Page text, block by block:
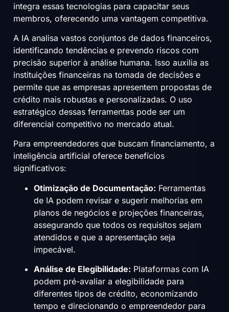
integra essas tecnologias para capacitar seus
membros, oferecendo uma vantagem competitiva.
A IA analisa vastos conjuntos de dados financeiros,
identificando tendências e prevendo riscos com
precisão superior à análise humana. Isso auxilia as
instituições financeiras na tomada de decisões e
permite que as empresas apresentem propostas de
crédito mais robustas e personalizadas. O uso
estratégico dessas ferramentas pode ser um
diferencial competitivo no mercado atual.
Para empreendedores que buscam financiamento, a
inteligência artificial oferece benefícios
significativos:
Otimização de Documentação: Ferramentas
de IA podem revisar e sugerir melhorias em
planos de negócios e projeções financeiras,
assegurando que todos os requisitos sejam
atendidos e que a apresentação seja
impecável.
Análise de Elegibilidade: Plataformas com IA
podem pré-avaliar a elegibilidade para
diferentes tipos de crédito, economizando
tempo e direcionando o empreendedor para